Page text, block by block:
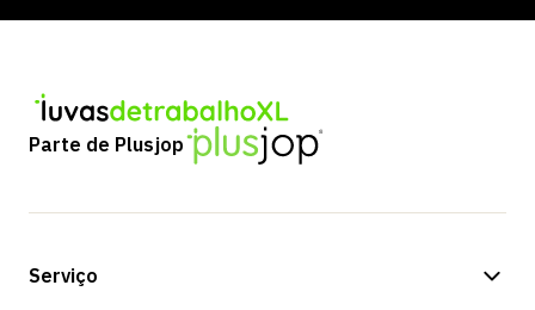
Parte de Plusjop
Serviço